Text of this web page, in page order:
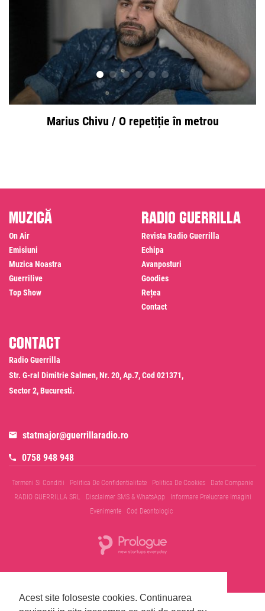
Acest site foloseste cookies. Continuarea
Marius Chivu / O repetiție în metrou
Muzică
On Air
Emisiuni
Muzica Noastra
Guerrilive
Top Show
Radio Guerrilla
Revista Radio Guerrilla
Echipa
Avanposturi
Goodies
Rețea
Contact
Contact
Radio Guerrilla
Str. G-ral Dimitrie Salmen, Nr. 20, Ap.7, Cod 021371,
Sector 2, Bucuresti.
statmajor@guerrillaradio.ro
0758 948 948
Termeni Si Conditii Politica De Confidentialitate Politica De Cookies
Date Companie
RADIO GUERRILLA SRL
Disclaimer SMS & WhatsApp
Informare Prelucrare Imagini
Evenimente
Cod Deontologic